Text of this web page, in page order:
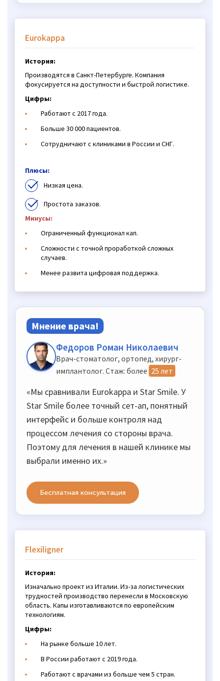
Eurokappa
История:
Производятся в Санкт-Петербурге. Компания
фокусируется на доступности и быстрой логистике.
Цифры:
Работают с 2017 года.
Больше 30 000 пациентов.
Сотрудничают с клиниками в России и СНГ.
Плюсы:
Низкая цена.
Простота заказов.
Минусы:
Ограниченный функционал кап.
Сложности с точной проработкой сложных
случаев.
Менее развита цифровая поддержка.
Мнение врача!
Федоров Роман Николаевич
Врач-стоматолог, ортопед, хирург-
имплантолог. Стаж: более 25 лет
«Мы сравнивали Eurokappa и Star Smile. У
Star Smile более точный сет-ап, понятный
интерфейс и больше контроля над
процессом лечения со стороны врача.
Поэтому для лечения в нашей клинике мы
выбрали именно их.»
Бесплатная консультация
Flexiligner
История:
Изначально проект из Италии. Из-за логистических
трудностей производство перенесли в Московскую
область. Капы изготавливаются по европейским
технологиям.
Цифры:
На рынке больше 10 лет.
В России работают с 2019 года.
Работают с врачами из больше чем 5 стран.